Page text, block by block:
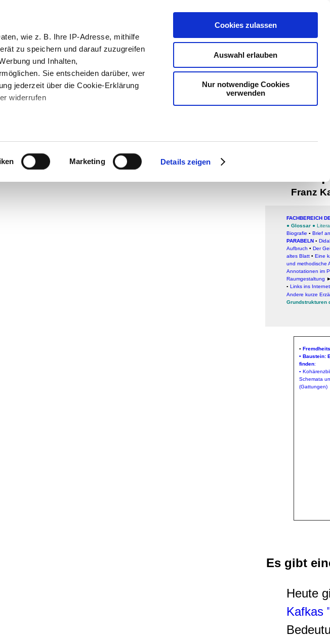
wie z. B. Ihre IP-Adresse, mithilfe
zu speichern und darauf zuzugreifen
und Inhalten,
Sie entscheiden darüber, wer
jederzeit über die Cookie-Erklärung
widerrufen
(Fingerprinting) identifizieren
werden, und legen Sie Ihre
Marketing Details zeigen
Cookies zulassen
Auswahl erlauben
Nur notwendige Cookies
verwenden
Politik
Methodik
Franz
FACHBEREICH
● Glossar ●
Biografie ▪ Brief
PARABELN ▪
Aufbruch • Der
altes Blatt • Eine
und methodische
Annotationen im
Raumgestaltung
▪ Links ins Internet
Andere kurze
Grundstrukturen
▪
• Baustein:
finden:
▪
Schemata
(Gattungen)
Es gibt
Heute
Kafkas